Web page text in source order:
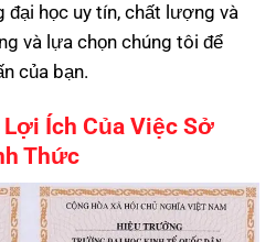
đại học uy tín, chất lượng và
và lựa chọn chúng tôi để
của bạn.
Ích Của Việc Sở
Thức